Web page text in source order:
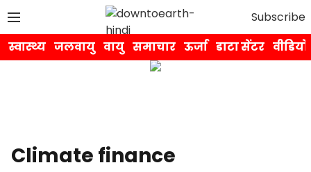
Subscribe
स्वास्थ्य जलवायु वायु समाचार ऊर्जा डाटा सेंटर वीडियो
Climate finance